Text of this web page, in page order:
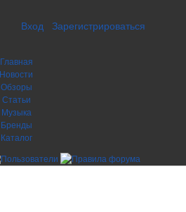
Вход Зарегистрироваться
Главная
Новости
Обзоры
Статьи
Музыка
Бренды
Каталог